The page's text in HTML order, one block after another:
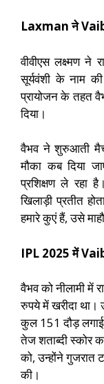
Laxman ने
वीवीएस लक्ष्मण
सूर्यवंशी के नाम
प्रायोजन के तहत
दिया।
वैभव ने शुरुआती
मौका कब दिया
प्रशिक्षण ले रहा
खिलाड़ी प्रतीत
हमारे कुएं हैं, उसे
IPL 2025 में
वैभव को नीलामी में
रुपये में खरीदा था।
कुल 151 दौड़
तेज शताब्दी स्कोर
को, उन्होंने गुजरात
की।